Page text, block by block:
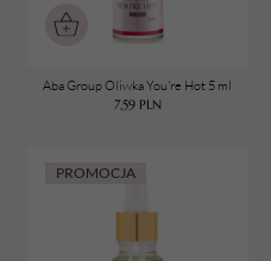
Aba Group Oliwka You're Hot 5 ml
7,59 PLN
PROMOCJA